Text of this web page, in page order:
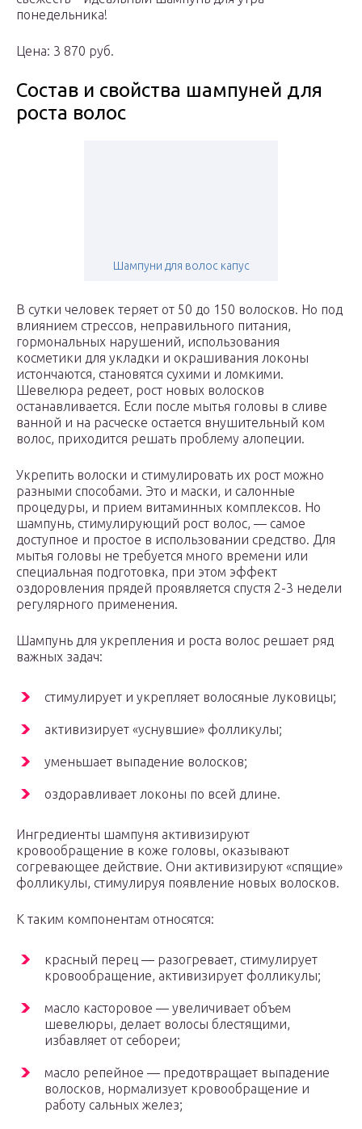
понедельника!
Цена: 3 870 руб.
Состав и свойства шампуней для
роста волос
Шампуни для волос капус
В сутки человек теряет от 50 до 150 волосков. Но под
влиянием стрессов, неправильного питания,
гормональных нарушений, использования
косметики для укладки и окрашивания локоны
истончаются, становятся сухими и ломкими.
Шевелюра редеет, рост новых волосков
останавливается. Если после мытья головы в сливе
ванной и на расческе остается внушительный ком
волос, приходится решать проблему алопеции.
Укрепить волоски и стимулировать их рост можно
разными способами. Это и маски, и салонные
процедуры, и прием витаминных комплексов. Но
шампунь, стимулирующий рост волос, — самое
доступное и простое в использовании средство. Для
мытья головы не требуется много времени или
специальная подготовка, при этом эффект
оздоровления прядей проявляется спустя 2-3 недели
регулярного применения.
Шампунь для укрепления и роста волос решает ряд
важных задач:
стимулирует и укрепляет волосяные луковицы;
активизирует «уснувшие» фолликулы;
уменьшает выпадение волосков;
оздоравливает локоны по всей длине.
Ингредиенты шампуня активизируют
кровообращение в коже головы, оказывают
согревающее действие. Они активизируют «спящие»
фолликулы, стимулируя появление новых волосков.
К таким компонентам относятся:
красный перец — разогревает, стимулирует
кровообращение, активизирует фолликулы;
масло касторовое — увеличивает объем
шевелюры, делает волосы блестящими,
избавляет от себореи;
масло репейное — предотвращает выпадение
волосков, нормализует кровообращение и
работу сальных желез;